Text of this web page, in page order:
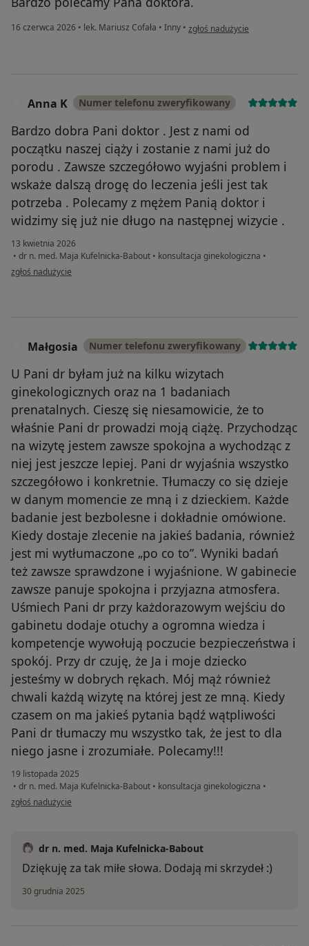
16 czerwca 2026 • lek. Mariusz Cofała • Inny • w opinii użytkownika Karolina
zgłoś nadużycie
Anna K Numer telefonu zweryfikowany
Bardzo dobra Pani doktor . Jest z nami od
początku naszej ciąży i zostanie z nami już do
porodu . Zawsze szczegółowo wyjaśni problem i
wskaże dalszą drogę do leczenia jeśli jest tak
potrzeba . Polecamy z mężem Panią doktor i
widzimy się już nie długo na następnej wizycie .
13 kwietnia 2026
• dr n. med. Maja Kufelnicka-Babout • konsultacja ginekologiczna •
w opinii użytkownika Anna K
zgłoś nadużycie
Małgosia Numer telefonu zweryfikowany
U Pani dr byłam już na kilku wizytach
ginekologicznych oraz na 1 badaniach
prenatalnych. Cieszę się niesamowicie, że to
właśnie Pani dr prowadzi moją ciążę. Przychodząc
na wizytę jestem zawsze spokojna a wychodząc z
niej jest jeszcze lepiej. Pani dr wyjaśnia wszystko
szczegółowo i konkretnie. Tłumaczy co się dzieje
w danym momencie ze mną i z dzieckiem. Każde
badanie jest bezbolesne i dokładnie omówione.
Kiedy dostaje zlecenie na jakieś badania, również
jest mi wytłumaczone „po co to”. Wyniki badań
też zawsze sprawdzone i wyjaśnione. W gabinecie
zawsze panuje spokojna i przyjazna atmosfera.
Uśmiech Pani dr przy każdorazowym wejściu do
gabinetu dodaje otuchy a ogromna wiedza i
kompetencje wywołują poczucie bezpieczeństwa i
spokój. Przy dr czuję, że Ja i moje dziecko
jesteśmy w dobrych rękach. Mój mąż również
chwali każdą wizytę na której jest ze mną. Kiedy
czasem on ma jakieś pytania bądź wątpliwości
Pani dr tłumaczy mu wszystko tak, że jest to dla
niego jasne i zrozumiałe. Polecamy!!!
19 listopada 2025
• dr n. med. Maja Kufelnicka-Babout • konsultacja ginekologiczna •
w opinii użytkownika Małgosia
zgłoś nadużycie
dr n. med. Maja Kufelnicka-Babout
Dziękuję za tak miłe słowa. Dodają mi skrzydeł :)
30 grudnia 2025